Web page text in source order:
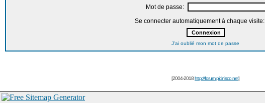
Mot de passe:
Se connecter automatiquement à chaque visite:
J'ai oublié mon mot de passe
[2004-2018http://forum.picinisco.net]